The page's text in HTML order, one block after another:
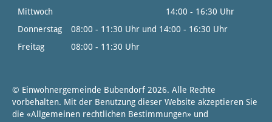
Mittwoch
14:00 - 16:30 Uhr
Donnerstag
08:00 - 11:30 Uhr und 14:00 - 16:30 Uhr
Freitag
08:00 - 11:30 Uhr
© Einwohnergemeinde Bubendorf 2026. Alle Rechte
vorbehalten. Mit der Benutzung dieser Website akzeptieren Sie
die «Allgemeinen rechtlichen Bestimmungen» und